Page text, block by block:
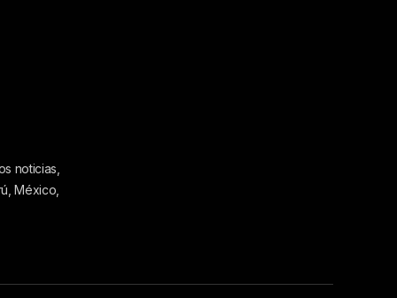
noticias,
México,